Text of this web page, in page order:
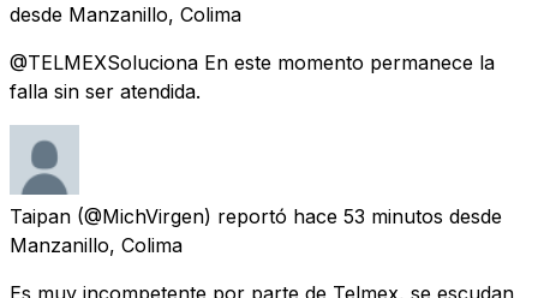
desde Manzanillo, Colima
@TELMEXSoluciona En este momento permanece la
falla sin ser atendida.
Taipan (@MichVirgen) reportó hace 53 minutos desde
Manzanillo, Colima
Es muy incompetente por parte de Telmex, se escudan